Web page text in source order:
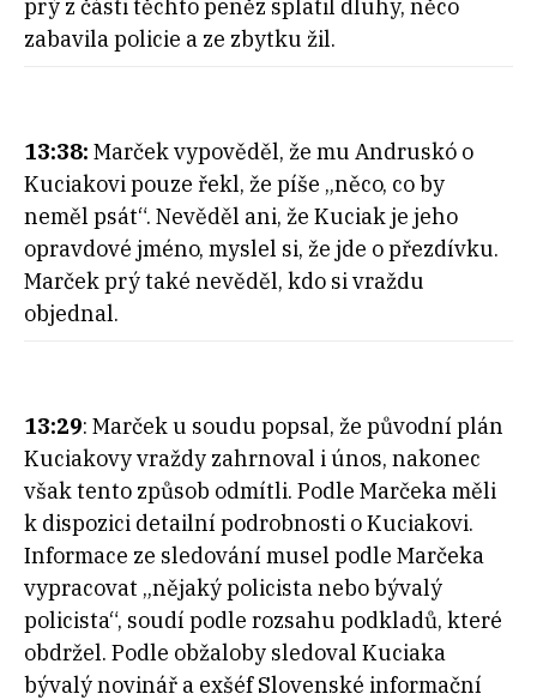
prý z části těchto peněz splatil dluhy, něco
zabavila policie a ze zbytku žil.
13:38: Marček vypověděl, že mu Andruskó o
Kuciakovi pouze řekl, že píše „něco, co by
neměl psát“. Nevěděl ani, že Kuciak je jeho
opravdové jméno, myslel si, že jde o přezdívku.
Marček prý také nevěděl, kdo si vraždu
objednal.
13:29: Marček u soudu popsal, že původní plán
Kuciakovy vraždy zahrnoval i únos, nakonec
však tento způsob odmítli. Podle Marčeka měli
k dispozici detailní podrobnosti o Kuciakovi.
Informace ze sledování musel podle Marčeka
vypracovat „nějaký policista nebo bývalý
policista“, soudí podle rozsahu podkladů, které
obdržel. Podle obžaloby sledoval Kuciaka
bývalý novinář a exšéf Slovenské informační